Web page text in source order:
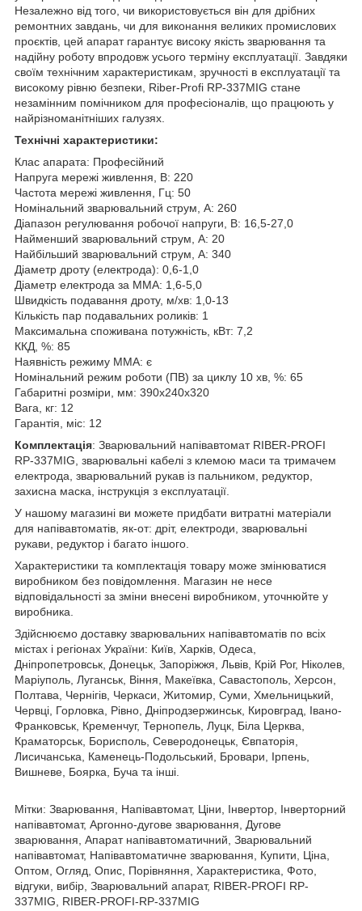
Незалежно від того, чи використовується він для дрібних
ремонтних завдань, чи для виконання великих промислових
проєктів, цей апарат гарантує високу якість зварювання та
надійну роботу впродовж усього терміну експлуатації. Завдяки
своїм технічним характеристикам, зручності в експлуатації та
високому рівню безпеки, Riber-Profi RP-337MIG стане
незамінним помічником для професіоналів, що працюють у
найрізноманітніших галузях.
Технічні характеристики:
Клас апарата: Професійний
Напруга мережі живлення, В: 220
Частота мережі живлення, Гц: 50
Номінальний зварювальний струм, А: 260
Діапазон регулювання робочої напруги, В: 16,5-27,0
Найменший зварювальний струм, А: 20
Найбільший зварювальний струм, А: 340
Діаметр дроту (електрода): 0,6-1,0
Діаметр електрода за ММА: 1,6-5,0
Швидкість подавання дроту, м/хв: 1,0-13
Кількість пар подавальних роликів: 1
Максимальна споживана потужність, кВт: 7,2
ККД, %: 85
Наявність режиму ММА: є
Номінальний режим роботи (ПВ) за циклу 10 хв, %: 65
Габаритні розміри, мм: 390х240х320
Вага, кг: 12
Гарантія, міс: 12
Комплектація: Зварювальний напівавтомат RIBER-PROFI
RP-337MIG, зварювальні кабелі з клемою маси та тримачем
електрода, зварювальний рукав із пальником, редуктор,
захисна маска, інструкція з експлуатації.
У нашому магазині ви можете придбати витратні матеріали
для напівавтоматів, як-от: дріт, електроди, зварювальні
рукави, редуктор і багато іншого.
Характеристики та комплектація товару може змінюватися
виробником без повідомлення. Магазин не несе
відповідальності за зміни внесені виробником, уточнюйте у
виробника.
Здійснюємо доставку зварювальних напівавтоматів по всіх
містах і регіонах України: Київ, Харків, Одеса,
Дніпропетровськ, Донецьк, Запоріжжя, Львів, Крій Рог, Ніколев,
Маріуполь, Луганськ, Віння, Макеївка, Савастополь, Херсон,
Полтава, Чернігів, Черкаси, Житомир, Суми, Хмельницький,
Червці, Горловка, Рівно, Дніпродзержинськ, Кировград, Івано-
Франковськ, Кременчуг, Тернопель, Луцк, Біла Церква,
Краматорськ, Борисполь, Северодонецьк, Євпаторія,
Лисичанська, Каменець-Подольський, Бровари, Ірпень,
Вишневе, Боярка, Буча та інші.
Мітки: Зварювання, Напівавтомат, Ціни, Інвертор, Інверторний
напівавтомат, Аргонно-дугове зварювання, Дугове
зварювання, Апарат напівавтоматичний, Зварювальний
напівавтомат, Напівавтоматичне зварювання, Купити, Ціна,
Оптом, Огляд, Опис, Порівняння, Характеристика, Фото,
відгуки, вибір, Зварювальний апарат, RIBER-PROFI RP-
337MIG, RIBER-PROFI-RP-337MIG